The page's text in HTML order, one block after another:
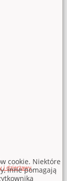
i dzierżawy
cookie. Niektóre
inne pomagają